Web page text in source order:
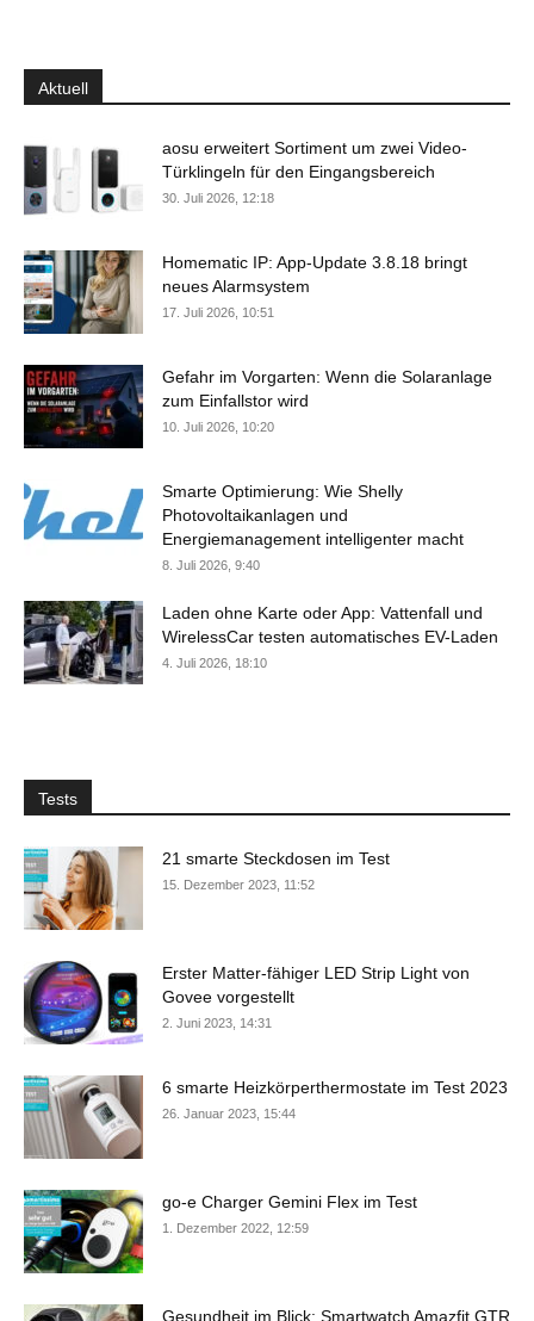
Aktuell
aosu erweitert Sortiment um zwei Video-
Türklingeln für den Eingangsbereich
30. Juli 2026, 12:18
Homematic IP: App-Update 3.8.18 bringt
neues Alarmsystem
17. Juli 2026, 10:51
Gefahr im Vorgarten: Wenn die Solaranlage
zum Einfallstor wird
10. Juli 2026, 10:20
Smarte Optimierung: Wie Shelly
Photovoltaikanlagen und
Energiemanagement intelligenter macht
8. Juli 2026, 9:40
Laden ohne Karte oder App: Vattenfall und
WirelessCar testen automatisches EV-Laden
4. Juli 2026, 18:10
Tests
21 smarte Steckdosen im Test
15. Dezember 2023, 11:52
Erster Matter-fähiger LED Strip Light von
Govee vorgestellt
2. Juni 2023, 14:31
6 smarte Heizkörperthermostate im Test 2023
26. Januar 2023, 15:44
go-e Charger Gemini Flex im Test
1. Dezember 2022, 12:59
Gesundheit im Blick: Smartwatch Amazfit GTR